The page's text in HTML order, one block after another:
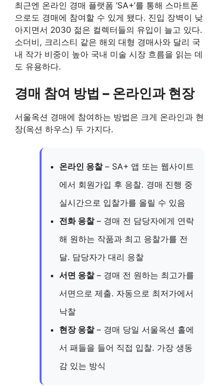
최근엔 온라인 경매 플랫폼 ‘SA+’를 통해 스마트폰
으로도 경매에 참여할 수 있게 됐다. 진입 장벽이 낮
아지면서 2030 젊은 컬렉터들의 유입이 늘고 있다.
소더비, 크리스티 같은 해외 대형 경매사와 달리 국
내 작가 비중이 높아 국내 미술 시장 흐름을 읽는 데
도 유용하다.
경매 참여 방법 – 온라인과 현장
서울옥션 경매에 참여하는 방법은 크게 온라인과 현
장(옥션 하우스) 두 가지다.
온라인 응찰– SA+ 앱 또는 웹사이트
에서 회원가입 후 응찰. 경매 진행 중
실시간으로 입찰가를 올릴 수 있음
전화 응찰– 경매 전 담당자에게 연락
해 원하는 작품과 최고 응찰가를 전
달. 담당자가 대리 응찰
서면 응찰– 경매 전 원하는 최고가를
서면으로 제출. 자동으로 최저가에서
낙찰
현장 응찰– 경매 당일 서울옥션 홀에
서 패들을 들어 직접 입찰. 가장 생동
감 있는 방식